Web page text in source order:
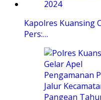
Kapolres Kuansing
Pers:…